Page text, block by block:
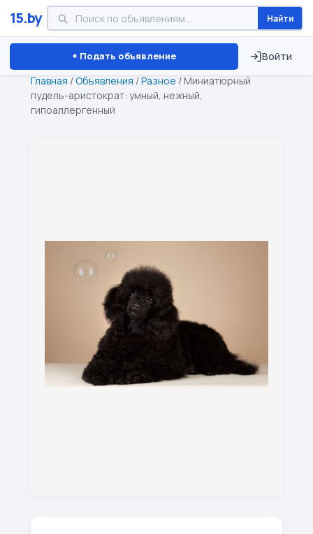
15.by Найти
+ Подать объявление Войти
Минск Витебск Брест ⏱ ТОЛЬКО 15 ДНЕЙ
Главная /Объявления /Разное / Миниатюрный
пудель-аристократ: умный, нежный,
гипоаллергенный